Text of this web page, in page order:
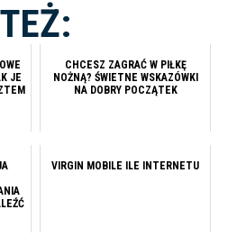
JE
CHCESZ ZAGRAĆ W PIŁKĘ
NOŻNĄ? ŚWIETNE WSKAZÓWKI
NA DOBRY POCZĄTEK
VIRGIN MOBILE ILE INTERNETU